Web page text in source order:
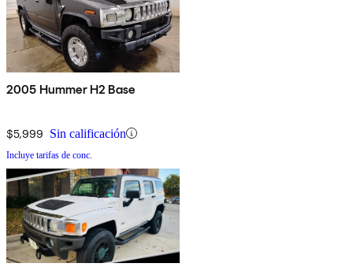
2005 Hummer H2 Base
$5,999 Sin calificación
Incluye tarifas de conc.